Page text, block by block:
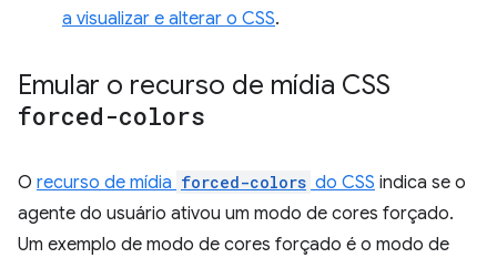
a visualizar e alterar o CSS.
Emular o recurso de mídia CSS
forced-colors
O recurso de mídia forced-colors do CSS indica se o
agente do usuário ativou um modo de cores forçado.
Um exemplo de modo de cores forçado é o modo de